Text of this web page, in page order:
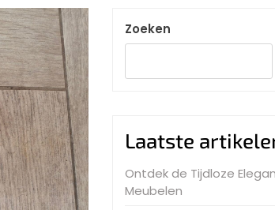
Zoeken
Laatste
Ontdek de Tijdloze
Meubelen